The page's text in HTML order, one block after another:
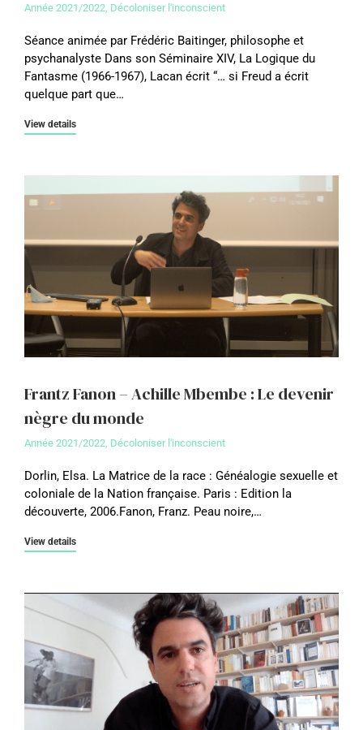
Année 2021/2022 Décoloniser l'inconscient
Séance animée par Frédéric Baitinger, philosophe et
psychanalyste Dans son Séminaire XIV, La Logique du
Fantasme (1966-1967), Lacan écrit “… si Freud a écrit
quelque part que…
View details
Frantz Fanon – Achille Mbembe : Le devenir
nègre du monde
Année 2021/2022, Décoloniser l'inconscient
Dorlin, Elsa. La Matrice de la race : Généalogie sexuelle et
coloniale de la Nation française. Paris : Edition la
découverte, 2006.Fanon, Franz. Peau noire,…
View details